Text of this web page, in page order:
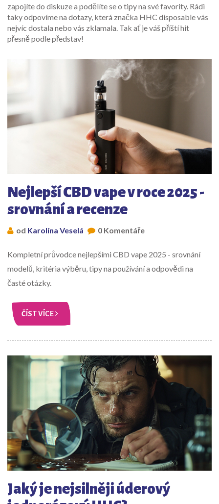
zapojíte do diskuze a podělíte se o tipy na své favority. Rádi
taky odpovíme na dotazy, která značka HHC disposable vás
nejvíc dostala nebo vás zklamala. Tak ať je váš příští hit
přesně podle představ!
Nejlepší CBD vape v roce 2025 -
srovnání a recenze
od Karolína Veselá 0 Komentáře
Kompletní průvodce nejlepšími CBD vape 2025 - srovnání
modelů, kritéria výběru, tipy na používání a odpovědi na
časté otázky.
ČÍST VÍCE
Jaký je nejsilněji úderový